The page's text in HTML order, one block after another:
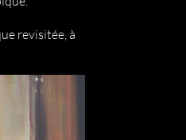
revisitée, à